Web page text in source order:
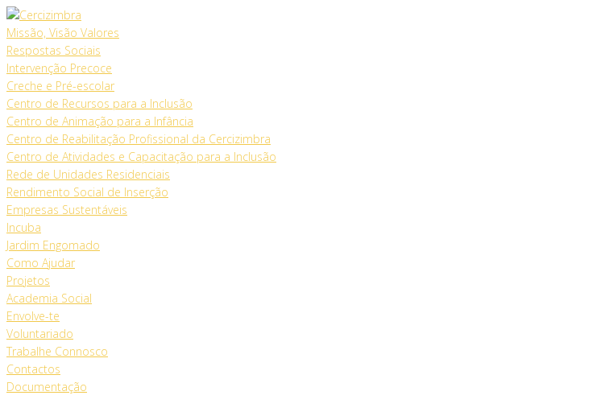
Skip
to
content
Missão, Visão Valores
Respostas Sociais
Intervenção Precoce
Creche e Pré-escolar
Centro de Recursos para a Inclusão
Centro de Animação para a Infância
Centro de Reabilitação Profissional da Cercizimbra
Centro de Atividades e Capacitação para a Inclusão
Rede de Unidades Residenciais
Rendimento Social de Inserção
Empresas Sustentáveis
Incuba
Jardim Engomado
Como Ajudar
Projetos
Academia Social
Envolve-te
Voluntariado
Trabalhe Connosco
Contactos
Documentação